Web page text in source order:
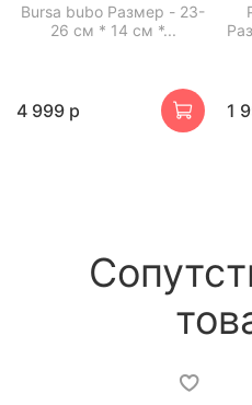
Bursa bubo Размер - 23-
26 см * 14 см *...
4 999 р 1